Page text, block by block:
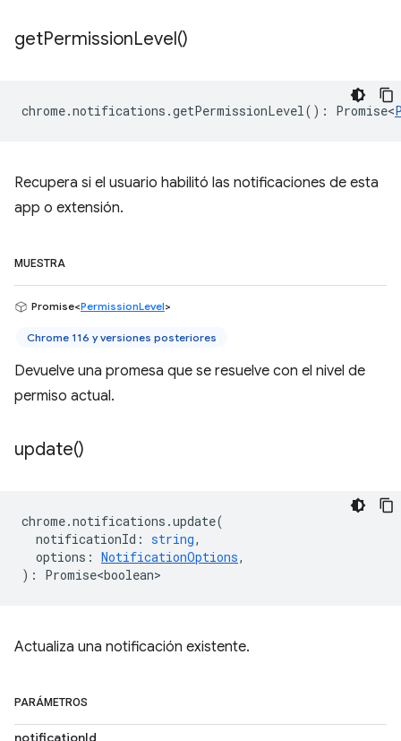
getPermissionLevel()
chrome.notifications .getPermissionLevel() : Promise<
Recupera si el usuario habilitó las notificaciones de esta
app o extensión.
MUESTRA
Promise<PermissionLevel>
Chrome 116 y versiones posteriores
Devuelve una promesa que se resuelve con el nivel de
permiso actual.
update()
chrome.notifications .update(
notificationId : string,
options : NotificationOptions,
) : Promise<boolean>
Actualiza una notificación existente.
PARÁMETROS
notificationId